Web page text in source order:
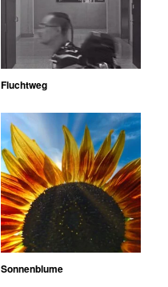
Fluchtweg
Sonnenblume